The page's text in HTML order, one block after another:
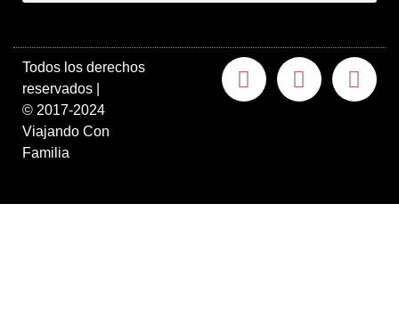
Todos los derechos
reservados |
© 2017-2024
Viajando Con
Familia